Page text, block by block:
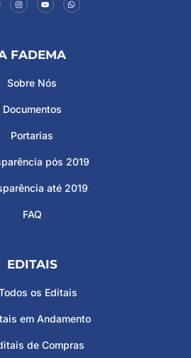
FADEMA
Sobre Nós
Documentos
Portarias
pós 2019
até 2019
FAQ
EDITAIS
os Editais
em Andamento
de Compras